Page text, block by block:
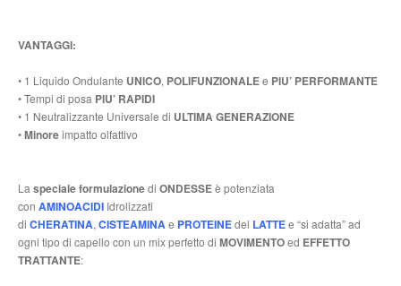
VANTAGGI:
• 1 Liquido Ondulante UNICO, POLIFUNZIONALEe PIU’ PERFORMANTE
• Tempi di posa PIU’ RAPIDI
• 1 Neutralizzante Universale di ULTIMA GENERAZIONE
•Minoreimpatto olfattivo
La speciale formulazionedi ONDESSEè potenziata
con AMINOACIDI Idrolizzati
di CHERATINA, CISTEAMINAe PROTEINEdel LATTEe “si adatta” ad
ogni tipo di capello con un mix perfetto di MOVIMENTOed EFFETTO
TRATTANTE: